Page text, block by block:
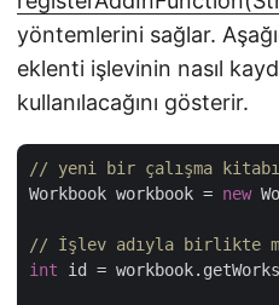
yöntemlerini sağlar.
eklenti işlevinin nasıl
kullanılacağını gösterir.
// yeni bir çalışma
Workbook workbook = new
// İşlev adıyla birlikte
int id =